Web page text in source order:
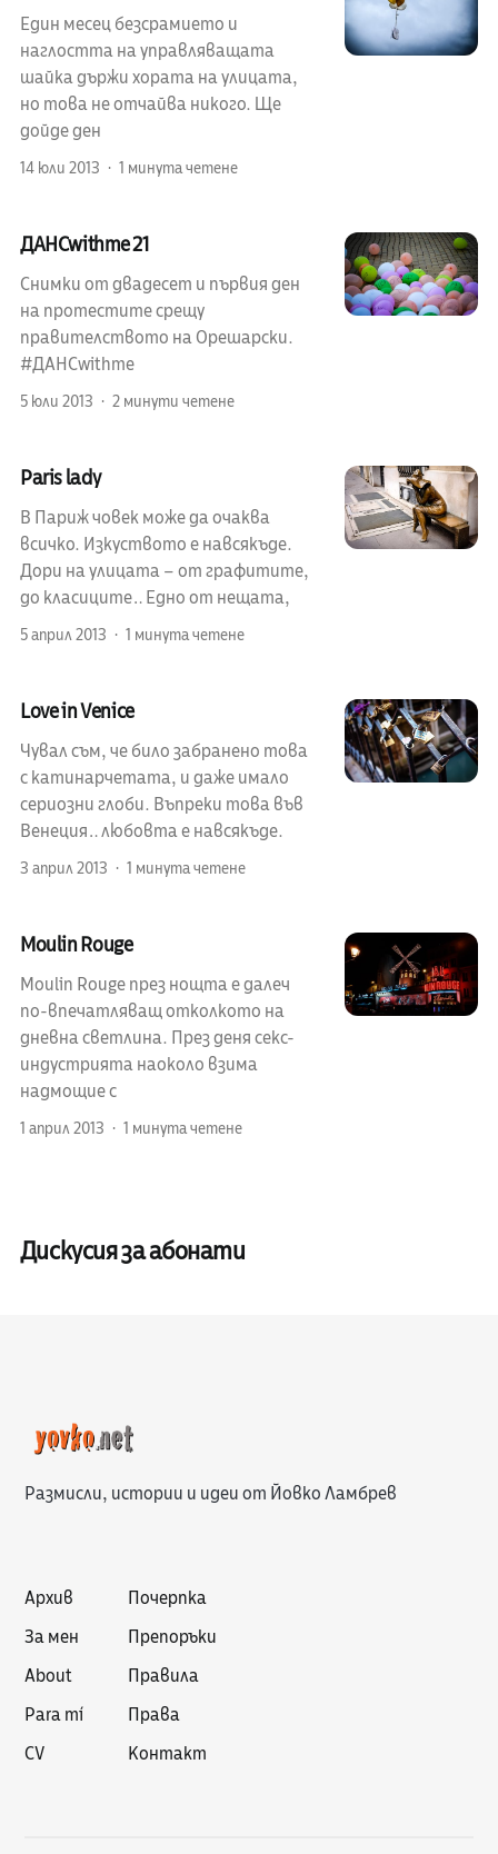
Един месец безсрамието и
наглостта на управляващата
шайка държи хората на улицата,
но това не отчайва никого. Ще
дойде ден
14 юли 2013 1 минута четене
ДАНСwithme 21
Снимки от двадесет и първия ден
на протестите срещу
правителството на Орешарски.
#ДАНСwithme
5 юли 2013 2 минути четене
Paris lady
В Париж човек може да очаква
всичко. Изкуството е навсякъде.
Дори на улицата – от графитите,
до класиците… Едно от нещата,
5 април 2013 1 минута четене
Love in Venice
Чувал съм, че било забранено това
с катинарчетата, и даже имало
сериозни глоби. Въпреки това във
Венеция… любовта е навсякъде.
3 април 2013 1 минута четене
Moulin Rouge
Moulin Rouge през нощта е далеч
по-впечатляващ отколкото на
дневна светлина. През деня секс-
индустрията наоколо взима
надмощие с
1 април 2013 1 минута четене
Дискусия за абонати
Размисли, истории и идеи от Йовко Ламбрев
Архив
За мен
About
Para mí
CV
Почерпка
Препоръки
Правила
Права
Контакт